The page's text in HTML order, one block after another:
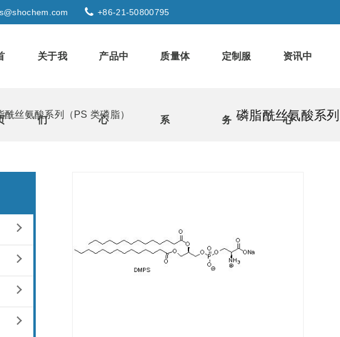
+86-21-50800795
关于我
们
产品中
心
质量体
系
定制服
务
资讯中
心
酰丝氨酸系列（PS 类磷脂） 磷脂酰丝氨酸系